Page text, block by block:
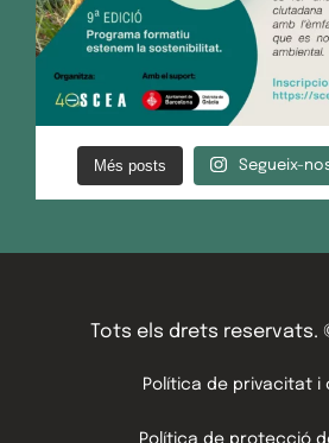
Més posts Segueix-
Tots els drets reservats.
Política de privacitat i